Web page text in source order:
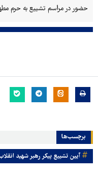
حضور در مراسم تشییع به حرم
برچسب‌ها
آیین تشییع پیکر رهبر شهید